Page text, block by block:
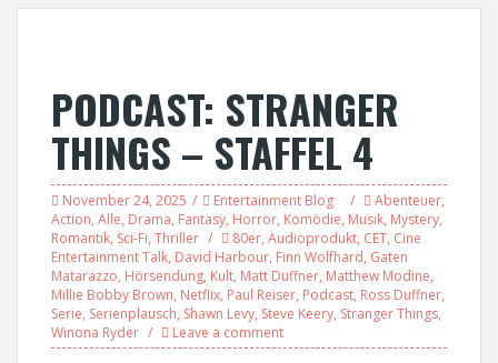
PODCAST: STRANGER
THINGS – STAFFEL 4
November 24, 2025 Entertainment Blog Abenteuer,
Action, Alle, Drama, Fantasy, Horror, Komödie, Musik, Mystery,
Romantik, Sci-Fi, Thriller 80er, Audioprodukt, CET, Cine
Entertainment Talk, David Harbour, Finn Wolfhard, Gaten
Matarazzo, Hörsendung, Kult, Matt Duffner, Matthew Modine,
Millie Bobby Brown, Netflix, Paul Reiser, Podcast, Ross Duffner,
Serie, Serienplausch, Shawn Levy, Steve Keery, Stranger Things,
Winona Ryder
Leave a comment